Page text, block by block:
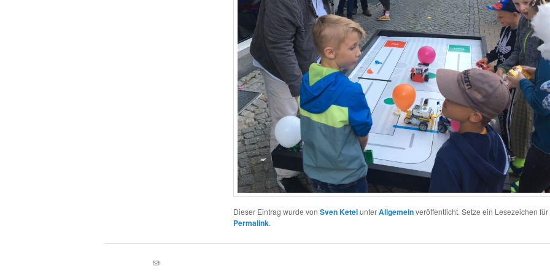
Dieser Eintrag wurde von Sven KetelunterAllgemeinveröffentlicht. Setze ein Lesezeichen für
Permalink.
E-Mail